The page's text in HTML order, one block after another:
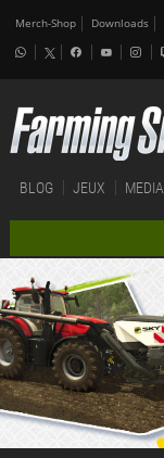
Merch-Shop Downloads
BLOG JEUX MEDIA